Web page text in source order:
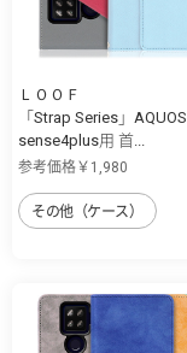
ＬＯＯＦ
「Strap Series」AQUOS
sense4plus用 首...
参考価格￥1,980
その他（ケース）